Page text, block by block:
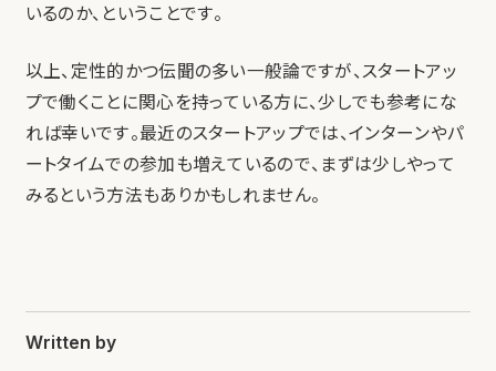
いるのか、ということです。
以上、定性的かつ伝聞の多い一般論ですが、スタートアッ
プで働くことに関心を持っている方に、少しでも参考にな
れば幸いです。最近のスタートアップでは、インターンやパ
ートタイムでの参加も増えているので、まずは少しやって
みるという方法もありかもしれません。
Written by